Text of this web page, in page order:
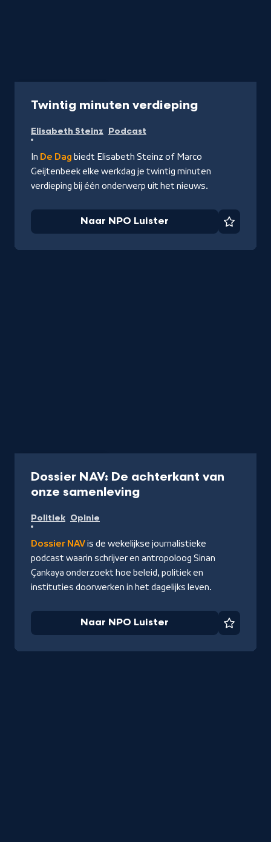
Twintig minuten verdieping-
Elisabeth Steinz Podcast
In De Dag biedt Elisabeth Steinz of Marco
Geijtenbeek elke werkdag je twintig minuten
verdieping bij één onderwerp uit het nieuws.
Naar NPO Luister
Dossier NAV: De achterkant van
onze samenleving-
Luister
Politiek Opinie
Dossier NAVis de wekelijkse journalistieke
podcast waarin schrijver en antropoloog Sinan
Çankaya onderzoekt hoe beleid, politiek en
instituties doorwerken in het dagelijks leven.
Naar NPO Luister